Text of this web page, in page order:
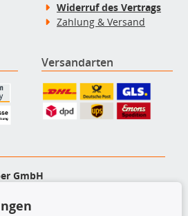
Widerruf des Vertrags
Zahlung & Versand
Versandarten
GmbH